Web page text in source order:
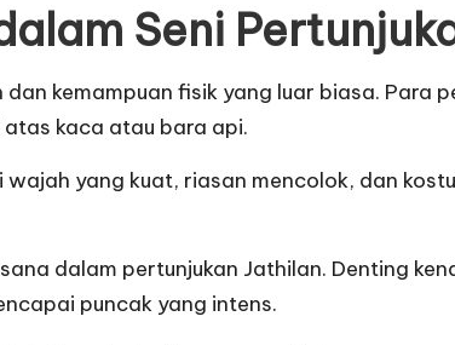
Seni
kemampuan fisik yang luar biasa. Para
kaca atau bara api.
yang kuat, riasan mencolok, dan
dalam pertunjukan Jathilan. Denting
puncak yang intens.